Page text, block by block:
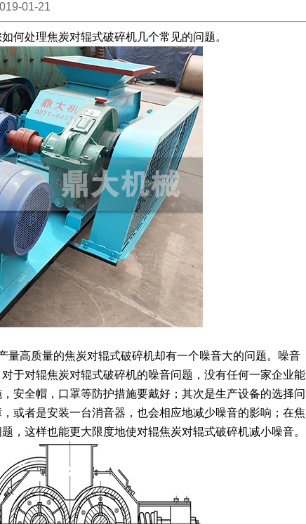
01-21
处理焦炭对辊式破碎机几个常见的问题。
高质量的焦炭对辊式破碎机却有一个噪音大的问题。噪音
于对辊焦炭对辊式破碎机的噪音问题，没有任何一家企业能
安全帽，口罩等防护措施要戴好；其次是生产设备的选择问
或者是安装一台消音器，也会相应地减少噪音的影响；在焦
，这样也能更大限度地使对辊焦炭对辊式破碎机减小噪音。